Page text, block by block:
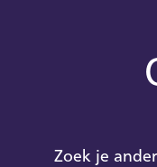
Zoek je